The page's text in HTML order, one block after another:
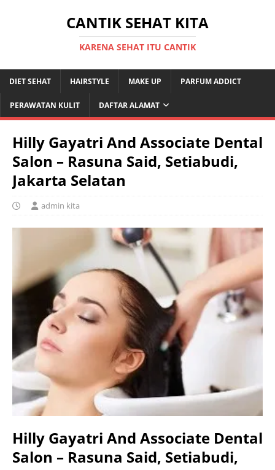
CANTIK SEHAT KITA
KARENA SEHAT ITU CANTIK
DIET SEHAT HAIRSTYLE MAKE UP PARFUM ADDICT
PERAWATAN KULIT DAFTAR ALAMAT
Hilly Gayatri And Associate Dental
Salon – Rasuna Said, Setiabudi,
Jakarta Selatan
admin kita
Hilly Gayatri And Associate Dental
Salon – Rasuna Said, Setiabudi,